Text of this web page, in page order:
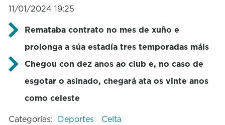
11/01/2024 19:25
Remataba contrato no mes de xuño e
prolonga a súa estadía tres temporadas máis
Chegou con dez anos ao club e, no caso de
esgotar o asinado, chegará ata os vinte anos
como celeste
Categorías: Deportes Celta